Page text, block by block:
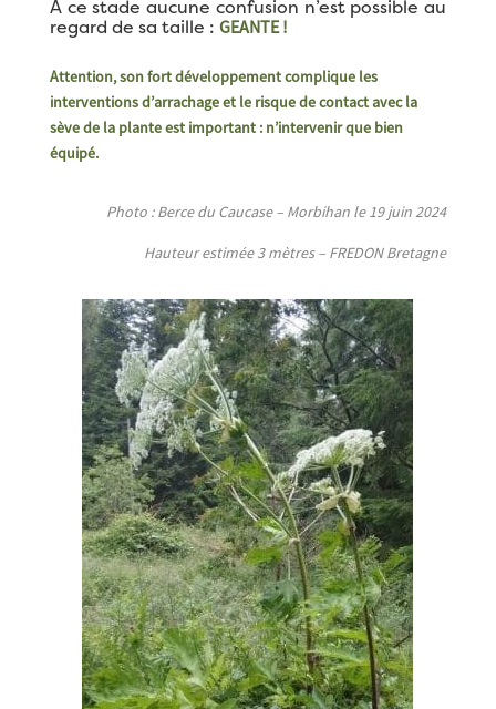
A ce stade aucune confusion n’est possible au
regard de sa taille : GEANTE !
Attention, son fort développement complique les
interventions d’arrachage et le risque de contact avec la
sève de la plante est important : n’intervenir que bien
équipé.
Photo : Berce du Caucase – Morbihan le 19 juin 2024
Hauteur estimée 3 mètres – FREDON Bretagne